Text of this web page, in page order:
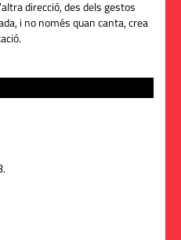
direcció, des dels gestos
i no només quan canta, crea